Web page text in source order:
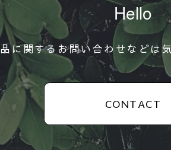
Hello
に関するお問い合わせなどは
CONTACT